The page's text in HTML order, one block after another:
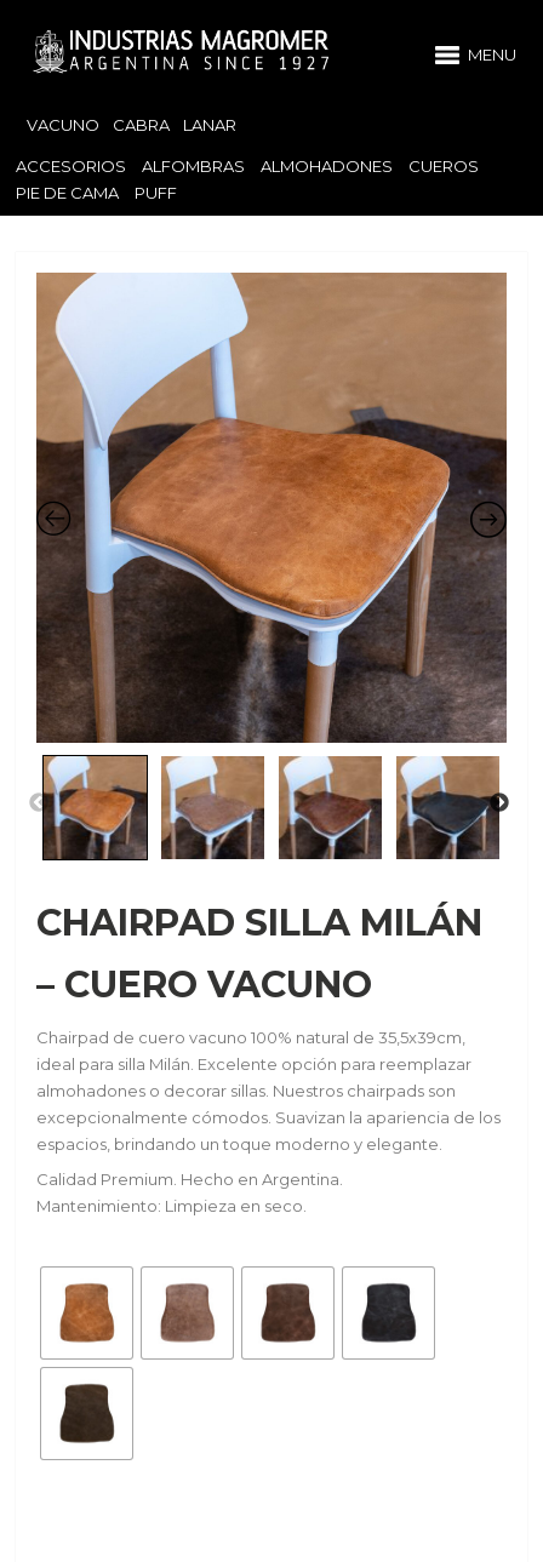
MENU
VACUNO CABRA LANAR
ACCESORIOS ALFOMBRAS ALMOHADONES
CUEROS
PIE DE CAMA
PUFF
CHAIRPAD SILLA MILÁN
– CUERO VACUNO
Chairpad de cuero vacuno 100% natural de 35,5x39cm,
ideal para silla Milán. Excelente opción para reemplazar
almohadones o decorar sillas. Nuestros chairpads son
excepcionalmente cómodos. Suavizan la apariencia de los
espacios, brindando un toque moderno y elegante.
Calidad Premium. Hecho en Argentina.
Mantenimiento: Limpieza en seco.